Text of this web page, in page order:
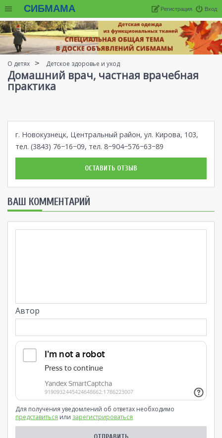
СИБМАМА Вход
Регистрация
О детях Детское здоровье и уход
Домашний врач, частная врачебная
практика
г. Новокузнецк, Центральный район, ул. Кирова, 103,
тел. (3843) 76−16−09, тел. 8−904−576−63−89
ОСТАВИТЬ ОТЗЫВ
ВАШ КОММЕНТАРИЙ
Автор
Для получения уведомлений об ответах необходимо
представиться или зарегистрироваться